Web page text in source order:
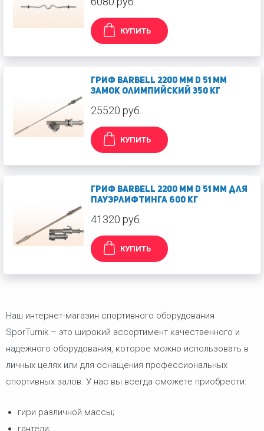
КУПИТЬ
Гриф Barbell 2200 мм d 51 мм
замок олимпийский 350 кг
25520 руб.
КУПИТЬ
Гриф Barbell 2200 мм d 51 мм для
пауэрлифтинга 600 кг
41320 руб.
КУПИТЬ
Наш интернет-магазин спортивного оборудования
SporTurnik – это широкий ассортимент качественного и
надежного оборудования, которое можно использовать в
личных целях или для оснащения профессиональных
спортивных залов. У нас вы всегда сможете приобрести:
гири различной массы;
гантели;